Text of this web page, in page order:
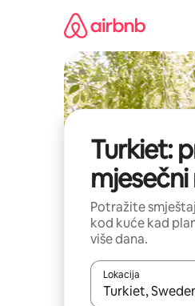
Turkiet:
mjesečni
Potražite
kod kuće kad
više dana.
Lokacija
Kada budu